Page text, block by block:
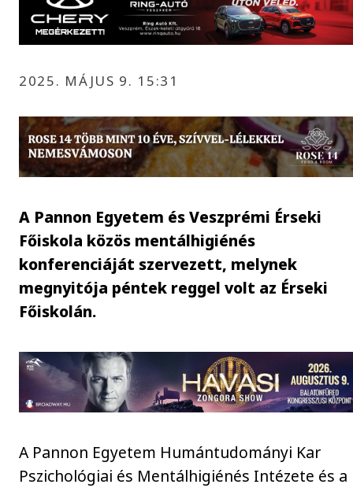
2025. MÁJUS 9. 15:31
A Pannon Egyetem és Veszprémi Érseki
Főiskola közös mentálhigiénés
konferenciáját szervezett, melynek
megnyitója péntek reggel volt az Érseki
Főiskolán.
A Pannon Egyetem Humántudományi Kar
Pszichológiai és Mentálhigiénés Intézete és a